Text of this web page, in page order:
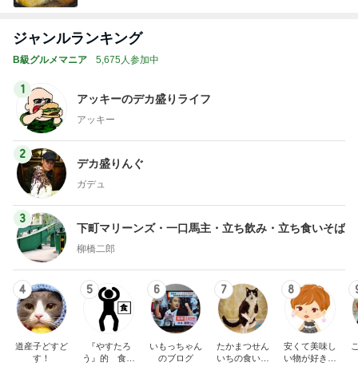
ジャンルランキング
B級グルメマニア 5,675人参加中
1
アッキーのデカ盛りライフ
アッキー
2
デカ盛りんぐ
ガデュ
3
下町マリーンズ・一口馬主・立ち飲み・立ち食いそば
柳橋二郎
4
道産子どすど
す！
5
『やすたろ
う』的 食の
6
いもっちゃん
のブログ
7
たかまつせん
いちの食い散
8
安くて美味し
い物が好き☆